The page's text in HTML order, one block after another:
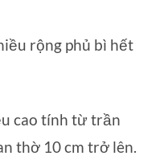
rộng phủ bì hết
cao tính từ trần
thờ 10 cm trở lên.